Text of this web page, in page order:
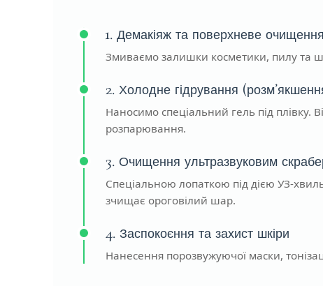
1. Демакіяж та поверхневе очищення
Змиваємо залишки косметики, пилу та
2. Холодне гідрування
Наносимо спеціальний гель під плівку.
розпарювання.
3. Очищення ультразвуковим
Спеціальною лопаткою під дією УЗ-
зчищає ороговілий шар.
4. Заспокоєння та захист шкіри
Нанесення порозвужуючої маски,